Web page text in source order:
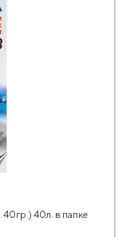
40л. в папке